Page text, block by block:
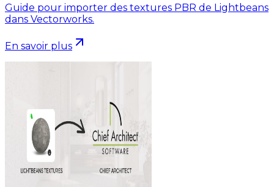
Guide pour importer des textures PBR de Lightbeans
dans Vectorworks.
En savoir plus